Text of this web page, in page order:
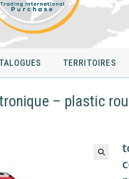
TERRITOIRES
– plastic